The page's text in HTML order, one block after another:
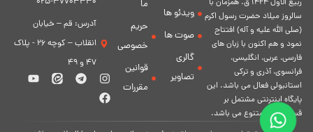
ربيع الاول 1424 ق. همزمان با
سالروز ميلاد حضرت رسول اكرم
(صلی الله علیه و آله) افتتاح
نمود و هم اكنون با زبان های
فارسی، عربى، انگلیسی،
فرانسوی، آذری و ترکی
استانبولی فعال مى باشد. اين
پايگاه اينترنتى مشتمل بر
قسمت هاى متنوع مى باشد.
ویدئو ها
صوت ها
گالری
تصاویر
ما
حریم
خصوصی
قوانین
مقررات
آدرس: قم – خیابان
انقلاب – کوچه 26 - پلاک
47 و 49